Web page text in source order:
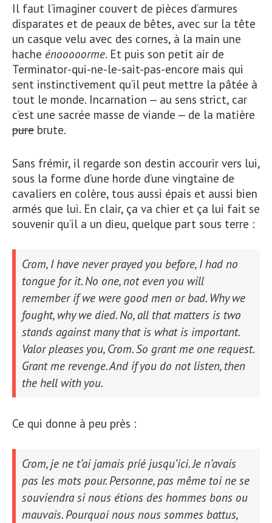
Il faut l’imaginer couvert de pièces d’armures
disparates et de peaux de bêtes, avec sur la tête
un casque velu avec des cornes, à la main une
hache énooooorme. Et puis son petit air de
Terminator-qui-ne-le-sait-pas-encore mais qui
sent instinctivement qu’il peut mettre la pâtée à
tout le monde. Incarnation — au sens strict, car
c’est une sacrée masse de viande — de la matière
pure brute.
Sans frémir, il regarde son destin accourir vers lui,
sous la forme d’une horde d’une vingtaine de
cavaliers en colère, tous aussi épais et aussi bien
armés que lui. En clair, ça va chier et ça lui fait se
souvenir qu’il a un dieu, quelque part sous terre :
Crom, I have never prayed you before, I had no
tongue for it. No one, not even you will
remember if we were good men or bad. Why we
fought, why we died. No, all that matters is two
stands against many that is what is important.
Valor pleases you, Crom. So grant me one request.
Grant me revenge. And if you do not listen, then
the hell with you.
Ce qui donne à peu près :
Crom, je ne t’ai jamais prié jusqu’ici. Je n’avais
pas les mots pour. Personne, pas même toi ne se
souviendra si nous étions des hommes bons ou
mauvais. Pourquoi nous nous sommes battus,